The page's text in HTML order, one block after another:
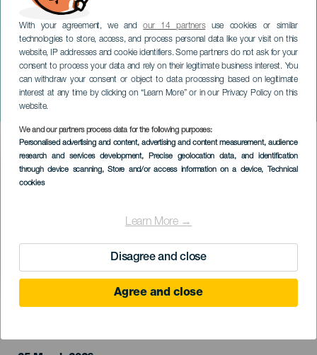
With your agreement, we andour 14 partnersuse cookies or similar
technologies to store, access, and process personal data like your visit on this
website, IP addresses and cookie identifiers. Some partners do not ask for your
consent to process your data and rely on their legitimate business interest. You
can withdraw your consent or object to data processing based on legitimate
interest at any time by clicking on “Learn More” or in our Privacy Policy on this
website.
We and our partners process data for the following purposes:
Personalised advertising and content, advertising and content measurement, audience
research and services development, Precise geolocation data, and identification
through device scanning, Store and/or access information on a device, Technical
cookies
Learn More →
Disagree and close
Agree and close
Comédia Negra
TENERIFE
Imagen
Listado